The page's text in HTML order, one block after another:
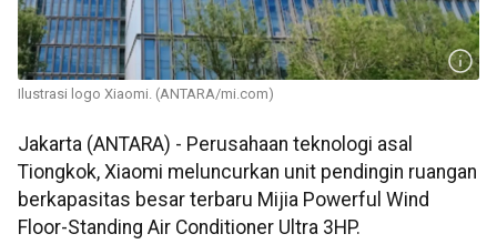
Ilustrasi logo Xiaomi. (ANTARA/mi.com)
Jakarta (ANTARA) - Perusahaan teknologi asal
Tiongkok, Xiaomi meluncurkan unit pendingin ruangan
berkapasitas besar terbaru Mijia Powerful Wind
Floor-Standing Air Conditioner Ultra 3HP.